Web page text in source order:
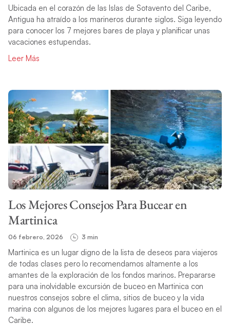
Ubicada en el corazón de las Islas de Sotavento del Caribe,
Antigua ha atraído a los marineros durante siglos. Siga leyendo
para conocer los 7 mejores bares de playa y planificar unas
vacaciones estupendas.
Leer Más
Los Mejores Consejos Para Bucear en
Martinica
06 febrero, 2026 3 min
Martinica es un lugar digno de la lista de deseos para viajeros
de todas clases pero lo recomendamos altamente a los
amantes de la exploración de los fondos marinos. Prepararse
para una inolvidable excursión de buceo en Martinica con
nuestros consejos sobre el clima, sitios de buceo y la vida
marina con algunos de los mejores lugares para el buceo en el
Caribe.